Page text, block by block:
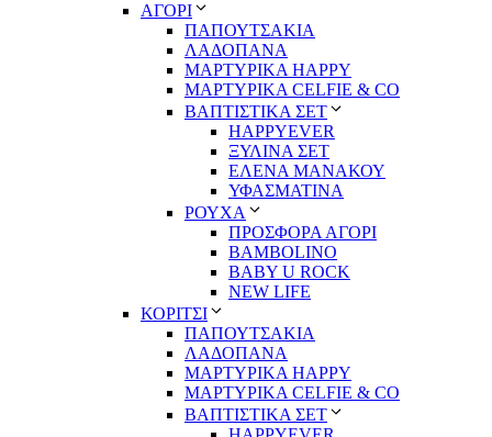
ΑΓΟΡΙ
ΠΑΠΟΥΤΣΑΚΙΑ
ΛΑΔΟΠΑΝΑ
ΜΑΡΤΥΡΙΚΑ HAPPY
ΜΑΡΤΥΡΙΚΑ CELFIE & CO
ΒΑΠΤΙΣΤΙΚΑ ΣΕΤ
HAPPYEVER
ΞΥΛΙΝΑ ΣΕΤ
ΕΛΕΝΑ ΜΑΝΑΚΟΥ
ΥΦΑΣΜΑΤΙΝΑ
ΡΟΥΧΑ
ΠΡΟΣΦΟΡΑ ΑΓΟΡΙ
BAMBOLINO
BABY U ROCK
NEW LIFE
ΚΟΡΙΤΣΙ
ΠΑΠΟΥΤΣΑΚΙΑ
ΛΑΔΟΠΑΝΑ
ΜΑΡΤΥΡΙΚΑ HAPPY
ΜΑΡΤΥΡΙΚΑ CELFIE & CO
ΒΑΠΤΙΣΤΙΚΑ ΣΕΤ